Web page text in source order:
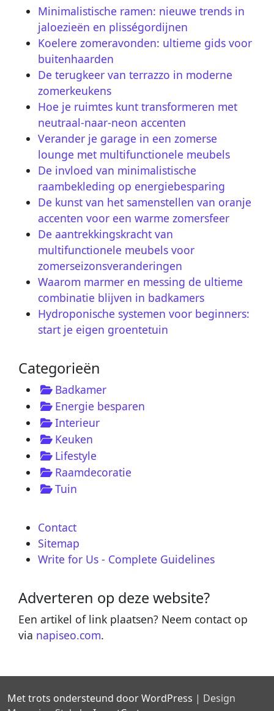
Minimalistische ramen: nieuwe trends in
jaloezieën en plisségordijnen
Koelere zomeravonden: ultieme gids voor
buitenhaarden
De terugkeer van terrazzo in moderne
zomerkeukens
Hoe je ruimtes kunt transformeren met
neutraal-naar-neon accenten
Verander je garage in een zomerse
lounge met multifunctionele meubels
De invloed van minimalistische
raambekleding op energiebesparing
De kunst van het samenstellen van oranje
accenten voor een warme zomersfeer
De aantrekkingskracht van
multifunctionele meubels voor
zomerseizonsveranderingen
Waarom marmer en messing de ultieme
combinatie blijven in badkamers
Hydroponische systemen voor beginners:
start je eigen groentetuin
Categorieën
Badkamer
Energie besparen
Interieur
Keuken
Lifestyle
Raamdecoratie
Tuin
Contact
Sitemap
Write for Us - Complete Guidelines
Adverteren op deze website?
Een artikel of link plaatsen? Neem contact op
via napiseo.com.
Met trots ondersteund door WordPress | Design